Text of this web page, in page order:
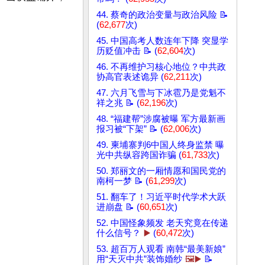
44. 蔡奇的政治变量与政治风险 📝
(62,677次)
45. 中国高考人数连年下降 突显学
历贬值冲击 📝 (62,604次)
46. 不再维护习核心地位？中共政
协高官表述诡异 (62,211次)
47. 六月飞雪与下冰雹乃是党魁不
祥之兆 📝 (62,196次)
48. “福建帮”涉腐被曝 军方最新画
报习被“下架” 📝 (62,006次)
49. 柬埔寨判6中国人终身监禁 曝
光中共纵容跨国诈骗 (61,733次)
50. 郑丽文的一厢情愿和国民党的
南柯一梦 📝 (61,299次)
51. 翻车了！习近平时代学术大跃
进崩盘 📝 (60,651次)
52. 中国怪象频发 老天究竟在传递
什么信号？
▶️ (60,472次)
53. 超百万人观看 南韩“最美新娘”
用“天灭中共”装饰婚纱 🖼️▶️ 📝